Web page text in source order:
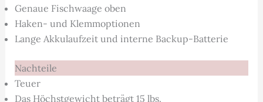
Genaue Fischwaage oben
Haken- und Klemmoptionen
Lange Akkulaufzeit und interne Backup-Batterie
Nachteile
Teuer
Das Höchstgewicht beträgt 15 lbs.